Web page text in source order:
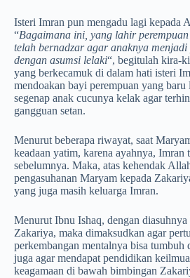
Isteri Imran pun mengadu lagi kepada
“Bagaimana ini, yang lahir
telah bernadzar agar anaknya menjadi
dengan asumsi lelaki“, begitulah kira-
yang berkecamuk di dalam hati isteri
mendoakan bayi perempuan yang baru
segenap anak cucunya kelak agar
gangguan setan.
Menurut beberapa riwayat, saat
keadaan yatim, karena ayahnya, Imran
sebelumnya. Maka, atas kehendak
pengasuhanan Maryam kepada
yang juga masih keluarga Imran.
Menurut Ibnu Ishaq, dengan
Zakariya, maka dimaksudkan agar
perkembangan mentalnya bisa tumbuh
juga agar mendapat pendidikan
keagamaan di bawah bimbingan